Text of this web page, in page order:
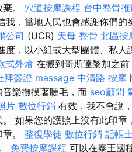
。 穴道按摩課程 台中整骨
，當地人民也會感謝你們的
公司 (UCR) 天母 整骨 北區按
度，以小組或大型團體、私人
式外燴 在搬到哥斯達黎加之
拜簽證 massage 中清路 按摩
樂撫摸著睫毛，而 seo顧問
片 數位行銷 有效，我不會說
如果您的護照上沒有此印章
。 整復學徒 數位行銷 記帳
免費按摩課程 可以在泰王國